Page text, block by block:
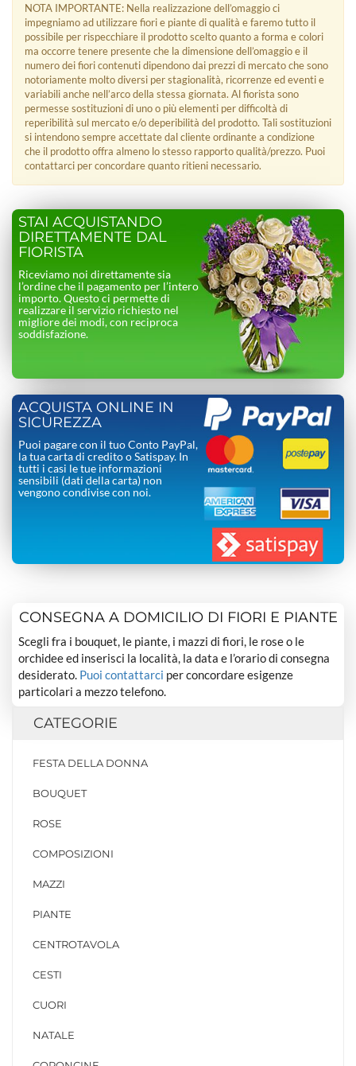
NOTA IMPORTANTE: Nella realizzazione dell’omaggio ci
impegniamo ad utilizzare fiori e piante di qualità e faremo tutto il
possibile per rispecchiare il prodotto scelto quanto a forma e colori
ma occorre tenere presente che la dimensione dell’omaggio e il
numero dei fiori contenuti dipendono dai prezzi di mercato che sono
notoriamente molto diversi per stagionalità, ricorrenze ed eventi e
variabili anche nell’arco della stessa giornata. Al fiorista sono
permesse sostituzioni di uno o più elementi per difficoltà di
reperibilità sul mercato e/o deperibilità del prodotto. Tali sostituzioni
si intendono sempre accettate dal cliente ordinante a condizione
che il prodotto offra almeno lo stesso rapporto qualità/prezzo. Puoi
contattarci per concordare quanto ritieni necessario.
STAI ACQUISTANDO
DIRETTAMENTE DAL
FIORISTA
Riceviamo noi direttamente sia
l’ordine che il pagamento per l’intero
importo. Questo ci permette di
realizzare il servizio richiesto nel
migliore dei modi, con reciproca
soddisfazione.
ACQUISTA ONLINE IN
SICUREZZA
Puoi pagare con il tuo Conto PayPal,
la tua carta di credito o Satispay. In
tutti i casi le tue informazioni
sensibili (dati della carta) non
vengono condivise con noi.
CONSEGNA A DOMICILIO DI FIORI E PIANTE
Scegli fra i bouquet, le piante, i mazzi di fiori, le rose o le
orchidee ed inserisci la località, la data e l’orario di consegna
desiderato. Puoi contattarci per concordare esigenze
particolari a mezzo telefono.
CATEGORIE
FESTA DELLA DONNA
BOUQUET
ROSE
COMPOSIZIONI
MAZZI
PIANTE
CENTROTAVOLA
CESTI
CUORI
NATALE